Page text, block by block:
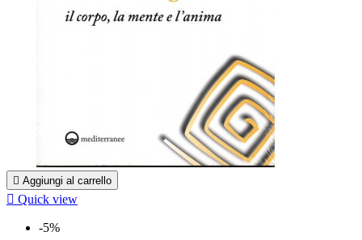
 Aggiungi al carrello
 Quick view
-5%